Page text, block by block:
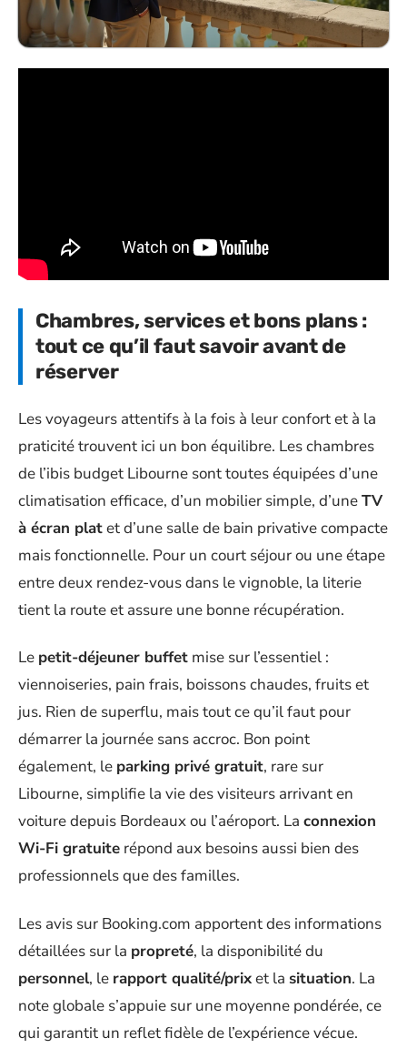
Chambres, services et bons plans :
tout ce qu’il faut savoir avant de
réserver
Les voyageurs attentifs à la fois à leur confort et à la
praticité trouvent ici un bon équilibre. Les chambres
de l’ibis budget Libourne sont toutes équipées d’une
climatisation efficace, d’un mobilier simple, d’uneTV
à écran platet d’une salle de bain privative compacte
mais fonctionnelle. Pour un court séjour ou une étape
entre deux rendez-vous dans le vignoble, la literie
tient la route et assure une bonne récupération.
Le petit-déjeuner buffet mise sur l’essentiel :
viennoiseries, pain frais, boissons chaudes, fruits et
jus. Rien de superflu, mais tout ce qu’il faut pour
démarrer la journée sans accroc. Bon point
également, le parking privé gratuit, rare sur
Libourne, simplifie la vie des visiteurs arrivant en
voiture depuis Bordeaux ou l’aéroport. La connexion
Wi-Fi gratuite répond aux besoins aussi bien des
professionnels que des familles.
Les avis sur Booking.com apportent des informations
détaillées sur la propreté, la disponibilité du
personnel, le rapport qualité/prixet la situation. La
note globale s’appuie sur une moyenne pondérée, ce
qui garantit un reflet fidèle de l’expérience vécue.